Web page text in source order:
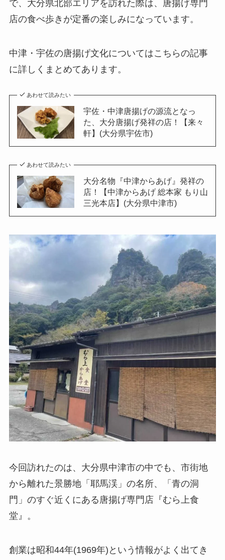
で、大分県北部エリアを訪れた際は、唐揚げ専門
店の食べ歩きが定番の楽しみになっています。
中津・宇佐の唐揚げ文化についてはこちらの記事
に詳しくまとめてあります。
あわせて読みたい
宇佐・中津唐揚げの源流となっ
た、大分唐揚げ発祥の店！【来々
軒】(大分県宇佐市)
あわせて読みたい
大分名物『中津からあげ』発祥の
店！【中津からあげ 総本家 もり山
三光本店】(大分県中津市)
今回訪れたのは、大分県中津市の中でも、市街地
から離れた景勝地「耶馬渓」の名所、「青の洞
門」のすぐ近くにある唐揚げ専門店『むら上食
堂』。
創業は昭和44年(1969年)という情報がよく出てき